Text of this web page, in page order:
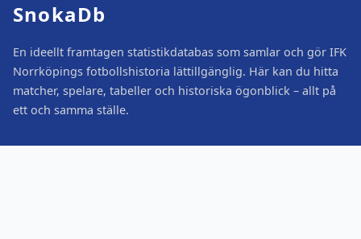
SnokaDb
En ideellt framtagen statistikdatabas som samlar och gör IFK
Norrköpings fotbollshistoria lättillgänglig. Här kan du hitta
matcher, spelare, tabeller och historiska ögonblick – allt på
ett och samma ställe.